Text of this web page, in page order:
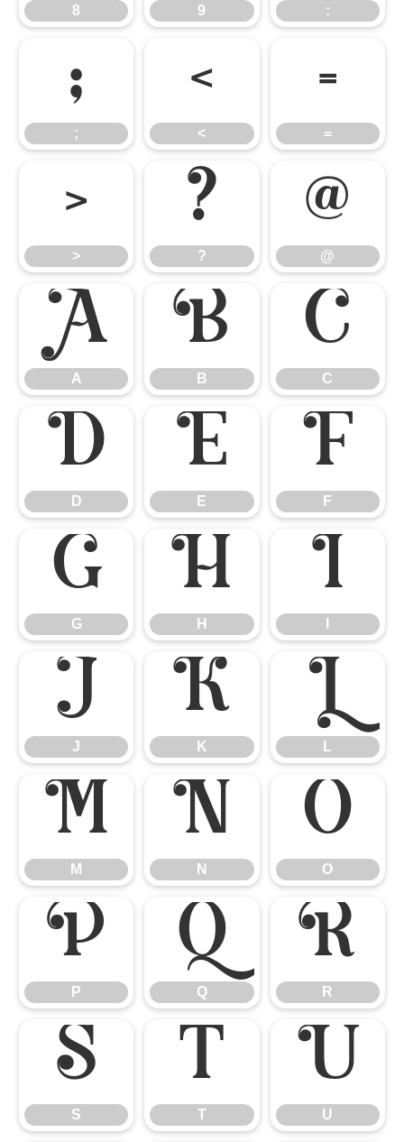
8 9 :
;
;
<
<
=
=
>
>
?
?
@
@
A
A
B
B
C
C
D
D
E
E
F
F
G
G
H
H
I
J
J
K
K
L
L
M
M
N
N
O
O
P
P
Q
Q
R
R
S
S
T
T
U
U